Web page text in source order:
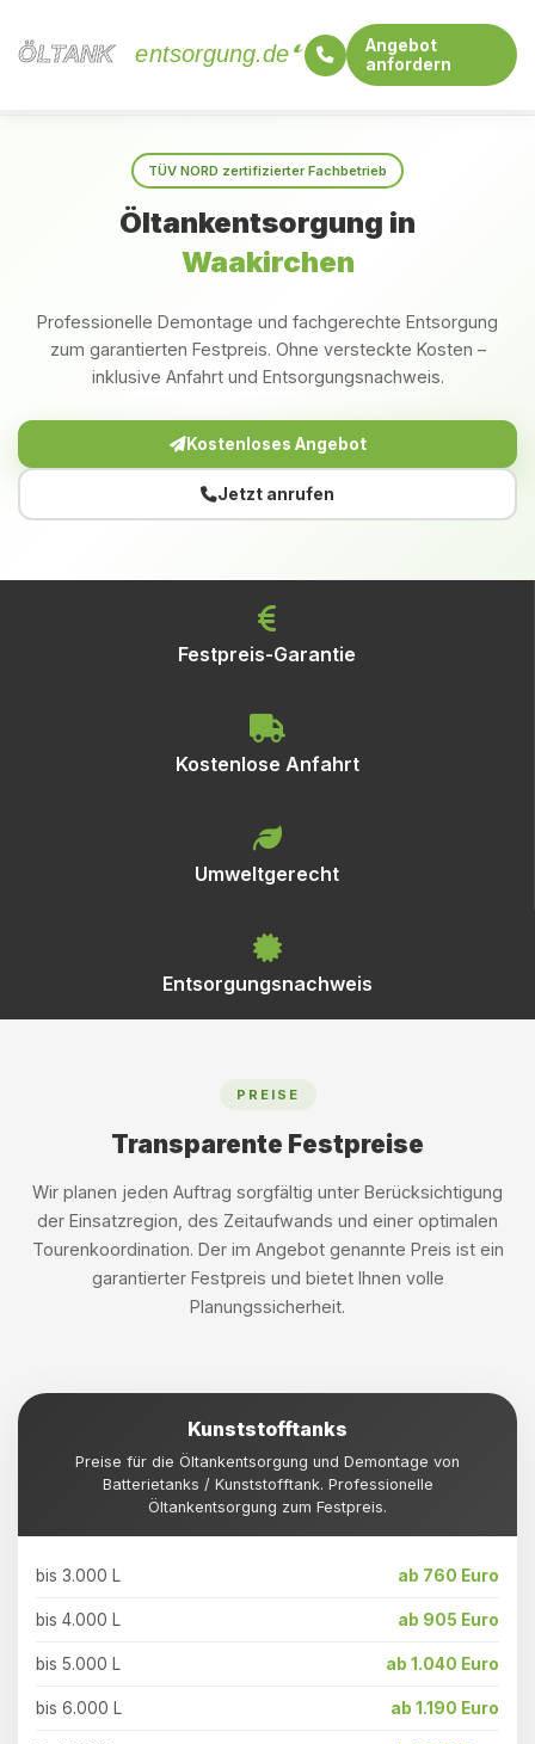
ÖLTANK
ÖLTANK entsorgung.de
Angebot
anfordern
TÜV NORD zertifizierter Fachbetrieb
Öltankentsorgung in
Waakirchen
Professionelle Demontage und fachgerechte Entsorgung
zum garantierten Festpreis. Ohne versteckte Kosten –
inklusive Anfahrt und Entsorgungsnachweis.
Kostenloses Angebot
Jetzt anrufen
Festpreis-Garantie
Kostenlose Anfahrt
Umweltgerecht
Entsorgungsnachweis
PREISE
Transparente Festpreise
Wir planen jeden Auftrag sorgfältig unter Berücksichtigung
der Einsatzregion, des Zeitaufwands und einer optimalen
Tourenkoordination. Der im Angebot genannte Preis ist ein
garantierter Festpreis und bietet Ihnen volle
Planungssicherheit.
Kunststofftanks
Preise für die Öltankentsorgung und Demontage von
Batterietanks / Kunststofftank. Professionelle
Öltankentsorgung zum Festpreis.
bis 3.000 L ab 760 Euro
bis 4.000 L ab 905 Euro
bis 5.000 L ab 1.040 Euro
bis 6.000 L ab 1.190 Euro